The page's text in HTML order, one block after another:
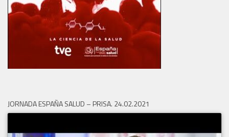
JORNADA ESPAÑA SALUD – PRISA. 24.02.2021